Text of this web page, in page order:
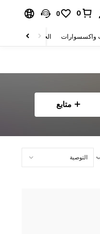
0
0
واكسسوارات الحقائب والأمتعة
متابع